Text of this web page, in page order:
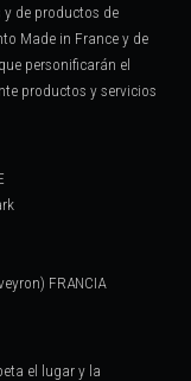
de productos de
Made in France y de
personificarán el
productos y servicios
FRANCIA
el lugar y la